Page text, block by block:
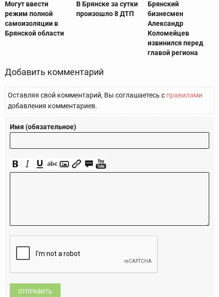
Могут ввести
режим полной
самоизоляции в
Брянской области
В Брянске за сутки
произошло 8 ДТП
Брянский
бизнесмен
Александр
Коломейцев
извинился перед
главой региона‍
Добавить комментарий
Оставляя свой комментарий, Вы соглашаетесь с правилами
добавления комментариев.
Имя (обязательное)
ОТПРАВИТЬ